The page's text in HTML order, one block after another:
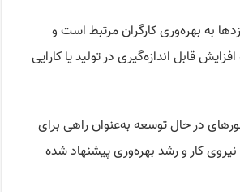
به بهره‌وری کارگران مرتبط است و
قابل اندازه‌گیری در تولید یا کارایی
در حال توسعه به‌عنوان راهی برای
کار و رشد بهره‌وری پیشنهاد شده